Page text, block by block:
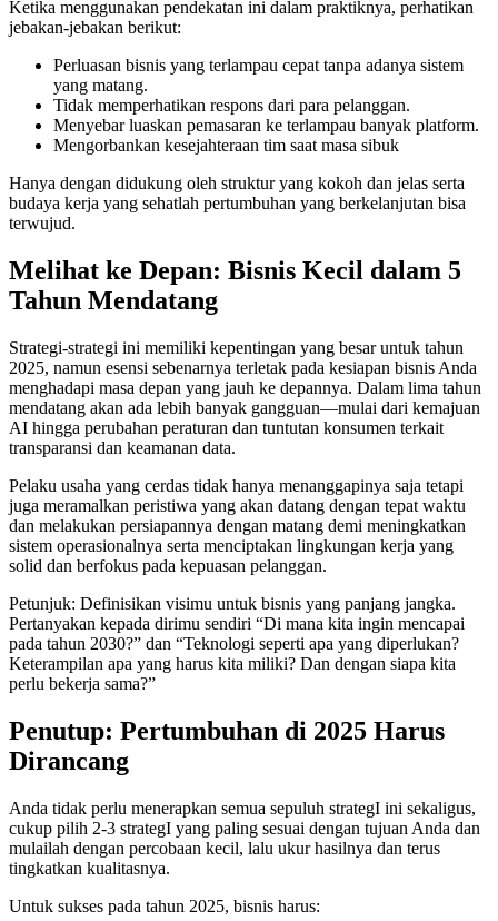
Ketika menggunakan pendekatan ini dalam praktiknya, perhatikan
jebakan-jebakan berikut:
Perluasan bisnis yang terlampau cepat tanpa adanya sistem
yang matang.
Tidak memperhatikan respons dari para pelanggan.
Menyebar luaskan pemasaran ke terlampau banyak platform.
Mengorbankan kesejahteraan tim saat masa sibuk
Hanya dengan didukung oleh struktur yang kokoh dan jelas serta
budaya kerja yang sehatlah pertumbuhan yang berkelanjutan bisa
terwujud.
Melihat ke Depan: Bisnis Kecil dalam 5
Tahun Mendatang
Strategi-strategi ini memiliki kepentingan yang besar untuk tahun
2025, namun esensi sebenarnya terletak pada kesiapan bisnis Anda
menghadapi masa depan yang jauh ke depannya. Dalam lima tahun
mendatang akan ada lebih banyak gangguan—mulai dari kemajuan
AI hingga perubahan peraturan dan tuntutan konsumen terkait
transparansi dan keamanan data.
Pelaku usaha yang cerdas tidak hanya menanggapinya saja tetapi
juga meramalkan peristiwa yang akan datang dengan tepat waktu
dan melakukan persiapannya dengan matang demi meningkatkan
sistem operasionalnya serta menciptakan lingkungan kerja yang
solid dan berfokus pada kepuasan pelanggan.
Petunjuk: Definisikan visimu untuk bisnis yang panjang jangka.
Pertanyakan kepada dirimu sendiri “Di mana kita ingin mencapai
pada tahun 2030?” dan “Teknologi seperti apa yang diperlukan?
Keterampilan apa yang harus kita miliki? Dan dengan siapa kita
perlu bekerja sama?”
Penutup: Pertumbuhan di 2025 Harus
Dirancang
Anda tidak perlu menerapkan semua sepuluh strategI ini sekaligus,
cukup pilih 2-3 strategI yang paling sesuai dengan tujuan Anda dan
mulailah dengan percobaan kecil, lalu ukur hasilnya dan terus
tingkatkan kualitasnya.
Untuk sukses pada tahun 2025, bisnis harus: